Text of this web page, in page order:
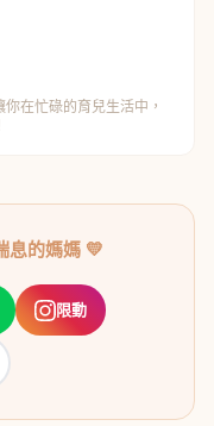
在忙碌的育兒生活中，
息的媽媽 💛
限動